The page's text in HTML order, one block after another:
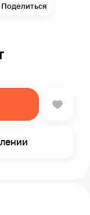
Поделиться